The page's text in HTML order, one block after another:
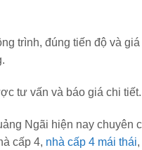
trình, đúng tiến độ và
tư vấn và báo giá chi tiết.
Ngãi hiện nay chuyên
cấp 4, nhà cấp 4 mái thái